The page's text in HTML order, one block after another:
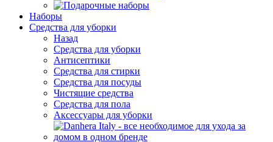
Наборы
Средства для уборки
Назад
Средства для уборки
Антисептики
Средства для стирки
Средства для посуды
Чистящие средства
Средства для пола
Аксессуары для уборки